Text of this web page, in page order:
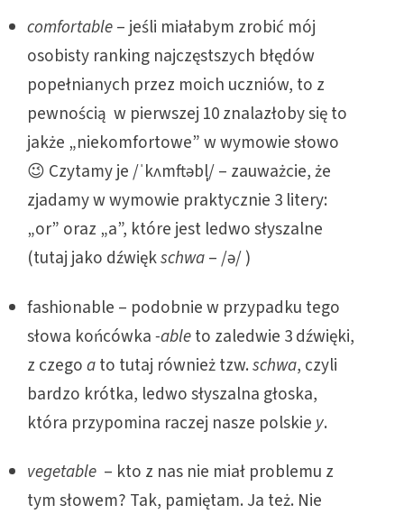
comfortable– jeśli miałabym zrobić mój
osobisty ranking najczęstszych błędów
popełnianych przez moich uczniów, to z
pewnością w pierwszej 10 znalazłoby się to
jakże „niekomfortowe” w wymowie słowo
😉 Czytamy je /ˈkʌmftəbl̩/ – zauważcie, że
zjadamy w wymowie praktycznie 3 litery:
„or” oraz „a”, które jest ledwo słyszalne
(tutaj jako dźwiękschwa– /ə/ )
fashionable – podobnie w przypadku tego
słowa końcówka-ableto zaledwie 3 dźwięki,
z czegoato tutaj również tzw.schwa, czyli
bardzo krótka, ledwo słyszalna głoska,
która przypomina raczej nasze polskie y.
vegetable – kto z nas nie miał problemu z
tym słowem? Tak, pamiętam. Ja też. Nie